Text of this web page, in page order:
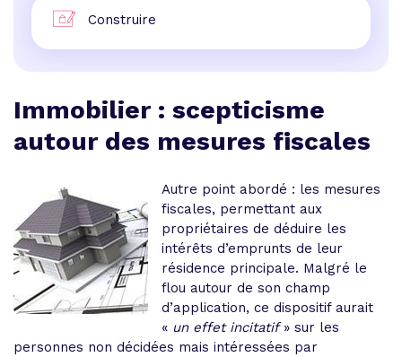
Construire
Immobilier : scepticisme
autour des mesures fiscales
Autre point abordé : les mesures
fiscales, permettant aux
propriétaires de déduire les
intérêts d’emprunts de leur
résidence principale. Malgré le
flou autour de son champ
d’application, ce dispositif aurait
« un effet incitatif» sur les
personnes non décidées mais intéressées par